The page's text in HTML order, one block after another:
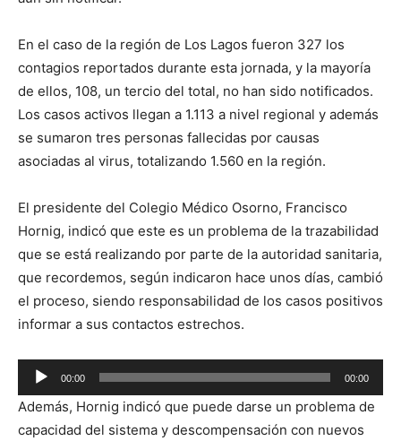
En el caso de la región de Los Lagos fueron 327 los
contagios reportados durante esta jornada, y la mayoría
de ellos, 108, un tercio del total, no han sido notificados.
Los casos activos llegan a 1.113 a nivel regional y además
se sumaron tres personas fallecidas por causas
asociadas al virus, totalizando 1.560 en la región.
El presidente del Colegio Médico Osorno, Francisco
Hornig, indicó que este es un problema de la trazabilidad
que se está realizando por parte de la autoridad sanitaria,
que recordemos, según indicaron hace unos días, cambió
el proceso, siendo responsabilidad de los casos positivos
informar a sus contactos estrechos.
Reproductor
de
audio
00:00 00:00
Además, Hornig indicó que puede darse un problema de
capacidad del sistema y descompensación con nuevos